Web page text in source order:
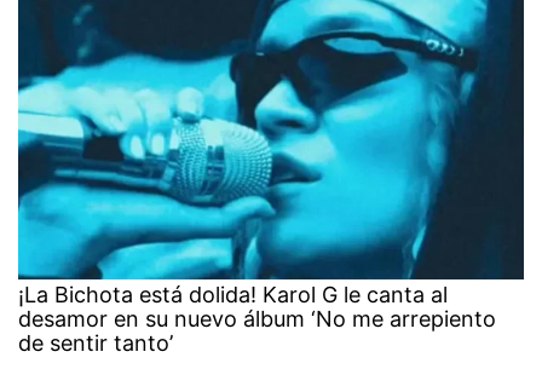
¡La Bichota está dolida! Karol G le canta al
desamor en su nuevo álbum ‘No me arrepiento
de sentir tanto’